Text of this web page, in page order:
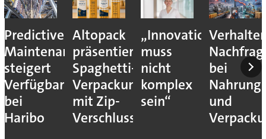
Predictive
Maintenance
steigert
Verfügbarkeit
bei
Haribo
Altopack
präsentiert
Spaghetti-
Verpackung
mit Zip-
Verschluss
„Innovation
muss
nicht
komplex
sein“
bei
und